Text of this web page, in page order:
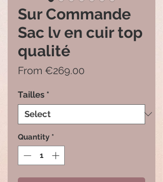
Sur Commande
Sac lv en cuir top
qualité
From €269.00
Tailles *
Quantity *